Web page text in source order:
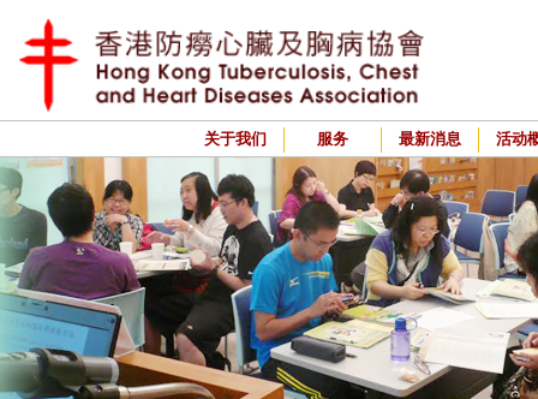
关于我们 服务 最新消息 活动